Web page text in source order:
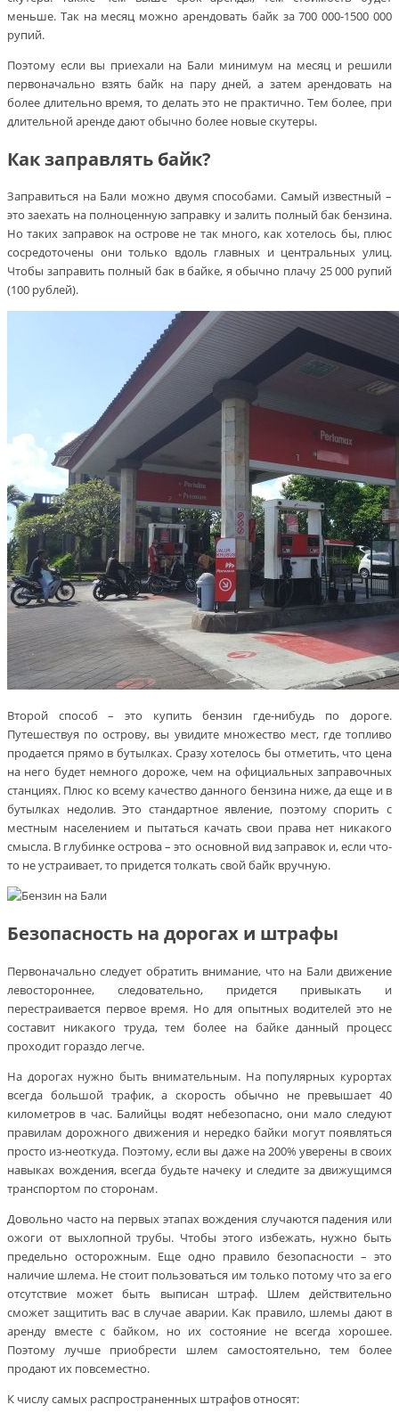
меньше. Так на месяц можно арендовать байк за 700 000-1500 000
рупий.
Поэтому если вы приехали на Бали минимум на месяц и решили
первоначально взять байк на пару дней, а затем арендовать на
более длительно время, то делать это не практично. Тем более, при
длительной аренде дают обычно более новые скутеры.
Как заправлять байк?
Заправиться на Бали можно двумя способами. Самый известный –
это заехать на полноценную заправку и залить полный бак бензина.
Но таких заправок на острове не так много, как хотелось бы, плюс
сосредоточены они только вдоль главных и центральных улиц.
Чтобы заправить полный бак в байке, я обычно плачу 25 000 рупий
(100 рублей).
Второй способ – это купить бензин где-нибудь по дороге.
Путешествуя по острову, вы увидите множество мест, где топливо
продается прямо в бутылках. Сразу хотелось бы отметить, что цена
на него будет немного дороже, чем на официальных заправочных
станциях. Плюс ко всему качество данного бензина ниже, да еще и в
бутылках недолив. Это стандартное явление, поэтому спорить с
местным населением и пытаться качать свои права нет никакого
смысла. В глубинке острова – это основной вид заправок и, если что-
то не устраивает, то придется толкать свой байк вручную.
Безопасность на дорогах и штрафы
Первоначально следует обратить внимание, что на Бали движение
левостороннее, следовательно, придется привыкать и
перестраивается первое время. Но для опытных водителей это не
составит никакого труда, тем более на байке данный процесс
проходит гораздо легче.
На дорогах нужно быть внимательным. На популярных курортах
всегда большой трафик, а скорость обычно не превышает 40
километров в час. Балийцы водят небезопасно, они мало следуют
правилам дорожного движения и нередко байки могут появляться
просто из-неоткуда. Поэтому, если вы даже на 200% уверены в своих
навыках вождения, всегда будьте начеку и следите за движущимся
транспортом по сторонам.
Довольно часто на первых этапах вождения случаются падения или
ожоги от выхлопной трубы. Чтобы этого избежать, нужно быть
предельно осторожным. Еще одно правило безопасности – это
наличие шлема. Не стоит пользоваться им только потому что за его
отсутствие может быть выписан штраф. Шлем действительно
сможет защитить вас в случае аварии. Как правило, шлемы дают в
аренду вместе с байком, но их состояние не всегда хорошее.
Поэтому лучше приобрести шлем самостоятельно, тем более
продают их повсеместно.
К числу самых распространенных штрафов относят: